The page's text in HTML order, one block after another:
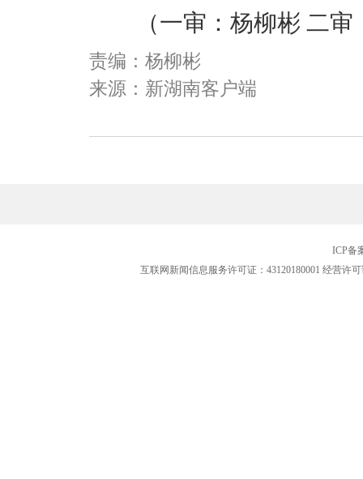
（一审：杨柳彬 二审
责编：杨柳彬
来源：新湖南客户端
ICP备
互联网新闻信息服务许可证：43120180001 经营许可